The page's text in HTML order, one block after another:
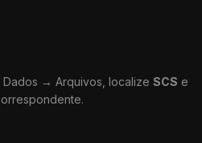
→ Arquivos, localize SCS e